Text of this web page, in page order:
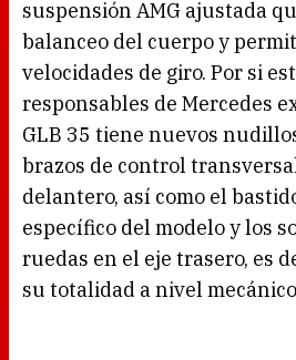
suspensión AMG ajustada
balanceo del cuerpo y
velocidades de giro. Por si
responsables de Mercedes
GLB 35 tiene nuevos
brazos de control
delantero, así como el
específico del modelo y los
ruedas en el eje trasero, es
su totalidad a nivel